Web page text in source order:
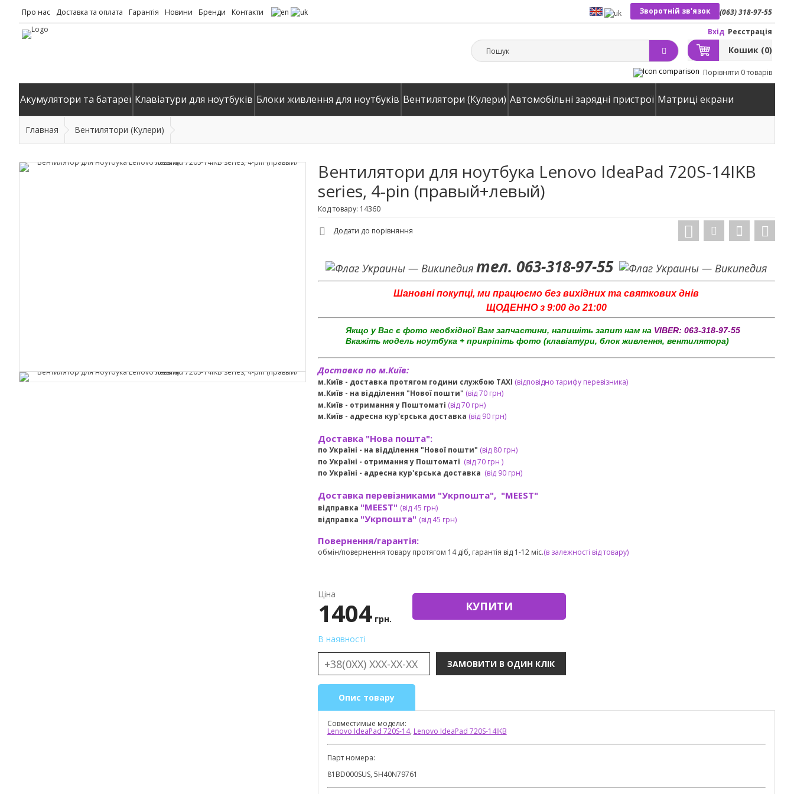
Про нас Доставка та оплата Гарантія Новини Бренди Контакти (063) 318-97-55
Зворотній зв'язок
Вхід Реєстрація
Кошик (0)
Порівняти 0 товарів
Акумулятори та батареї Клавіатури для ноутбуків Блоки живлення для ноутбуків Вентилятори (Кулери) Автомобільні зарядні пристрої Матриці екрани
Главная Вентилятори (Кулери)
Вентилятори для ноутбука Lenovo IdeaPad 720S-14IKB
series, 4-pin (правый+левый)
Код товару: 14360
Додати до порівняння
тел. 063-318-97-55
Шановні покупці, ми працюємо без вихідних та святкових днів
ЩОДЕННО з 9:00 до 21:00
Якщо у Вас є фото необхідної Вам запчастини, напишіть запит нам на VIBER: 063-318-97-55
Вкажіть модель ноутбука + прикріпіть фото (клавіатури, блок живлення, вентилятора)
Доставка по м.Київ:
м.Київ - доставка протягом години службою TAXI (відповідно тарифу перевізника)
м.Київ - на відділення "Нової пошти" (від 70 грн)
м.Київ - отримання у Поштоматі (від 70 грн)
м.Київ - адресна кур'єрська доставка (від90 грн)
Доставка "Нова пошта":
по Україні - на відділення "Нової пошти" (від 80 грн)
по Україні - отримання у Поштоматі (від 70 грн )
по Україні - адресна кур'єрська доставка (від90 грн)
Доставка перевізниками "Укрпошта", "MEEST"
відправка "MEEST" (від 45 грн)
відправка "Укрпошта" (від 45 грн)
Повернення/гарантія:
обмін/повернення товару протягом 14 діб, гарантія від 1-12 міс.(в залежності від товару)
Ціна
1404 грн.
В наявності
КУПИТИ
Опис товару
Совместимые модели:
Lenovo IdeaPad 720S-14, Lenovo IdeaPad 720S-14IKB
Парт номера:
81BD000SUS, 5H40N79761